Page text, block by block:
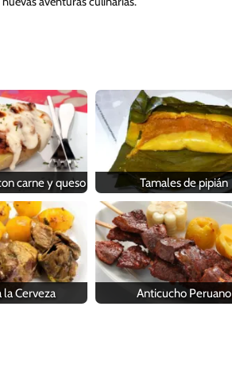
carne y queso Tamales de pipián
la Cerveza Anticucho Peruano